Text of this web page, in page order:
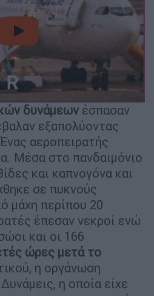
video
δυνάμεων έσπασαν
εξαπολύοντας
αεροπειρατής
Μέσα στο πανδαιμόνιο
και καπνογόνα και
σε πυκνούς
μάχη περίπου 20
έπεσαν νεκροί ενώ
και οι 166
ώρες μετά το
η οργάνωση
η οποία είχε